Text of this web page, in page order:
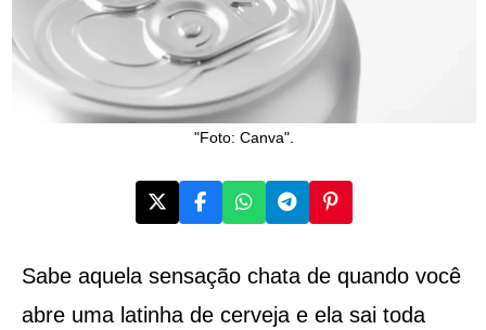
"Foto: Canva".
Sabe aquela sensação chata de quando você
abre uma latinha de cerveja e ela sai toda